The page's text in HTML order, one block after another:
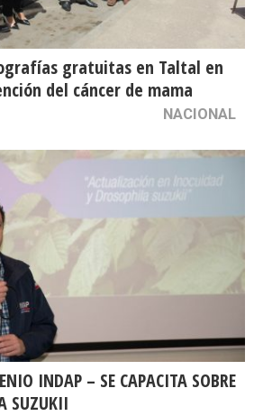
gratuitas en Taltal en
del cáncer de mama
NACIONAL
INDAP – SE CAPACITA SOBRE
SUZUKII